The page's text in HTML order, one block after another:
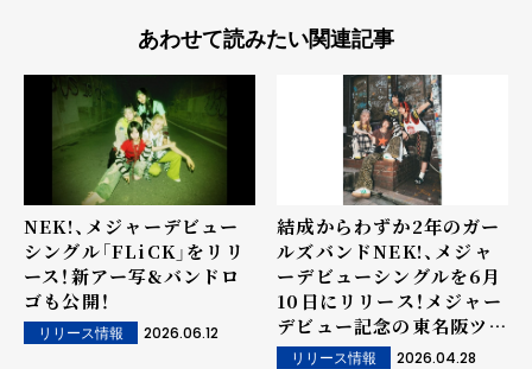
あわせて読みたい関連記事
NEK!、メジャーデビュー
シングル「FLiCK」をリリ
ース！新アー写&バンドロ
ゴも公開！
リリース情報 2026.06.12
結成からわずか2年のガー
ルズバンドNEK!、メジャ
ーデビューシングルを6月
10日にリリース！メジャー
デビュー記念の東名阪ツア
ーも決定！
リリース情報 2026.04.28